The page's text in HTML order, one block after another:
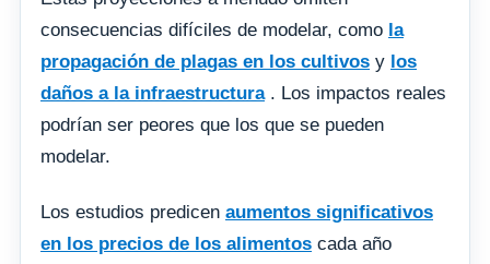
consecuencias difíciles de modelar, como la
propagación de plagas en los cultivos y los
daños a la infraestructura. Los impactos reales
podrían ser peores que los que se pueden
modelar.
Los estudios predicen aumentos significativos
en los precios de los alimentos cada año